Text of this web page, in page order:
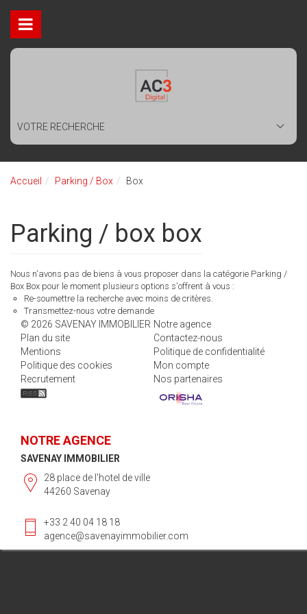
VOTRE RECHERCHE
Accueil Parking / Box Box
Parking / box box
Nous n'avons pas de biens à vous proposer dans la catégorie Parking /
Box Box pour le moment plusieurs options s'offrent à vous :
Re-soumettre la recherche avec moins de critères.
Transmettez-nous votre demande
© 2026 SAVENAY IMMOBILIER Notre agence
Plan du site
Contactez-nous
Mentions
Politique de confidentialité
Politique des cookies
Mon compte
Recrutement
Nos partenaires
NOTRE AGENCE
SAVENAY IMMOBILIER
28 place de l'hotel de ville
44260 Savenay
+33 2 40 04 18 18
agence@savenayimmobilier.com